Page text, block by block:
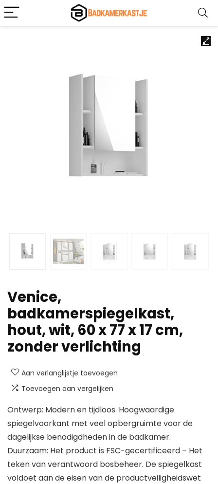
Venice,
badkamerspiegelkast,
hout, wit, 60 x 77 x 17 cm,
zonder verlichting
Aan verlanglijstje toevoegen
Toevoegen aan vergelijken
Ontwerp: Modern en tijdloos. Hoogwaardige
spiegelvoorkant met veel opbergruimte voor de
dagelijkse benodigdheden in de badkamer.
Duurzaam: Het product is FSC-gecertificeerd – Het
teken van verantwoord bosbeheer. De spiegelkast
voldoet aan de eisen van de productveiligheidswet